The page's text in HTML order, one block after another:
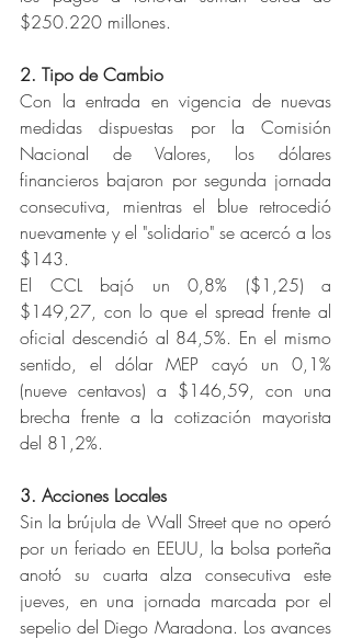
$250.220 millones.
2. Tipo de Cambio
Con la entrada en vigencia de nuevas
medidas dispuestas por la Comisión
Nacional de Valores, los dólares
financieros bajaron por segunda jornada
consecutiva, mientras el blue retrocedió
nuevamente y el "solidario" se acercó a los
$143.
El CCL bajó un 0,8% ($1,25) a
$149,27, con lo que el spread frente al
oficial descendió al 84,5%. En el mismo
sentido, el dólar MEP cayó un 0,1%
(nueve centavos) a $146,59, con una
brecha frente a la cotización mayorista
del 81,2%.
3. Acciones Locales
Sin la brújula de Wall Street que no operó
por un feriado en EEUU, la bolsa porteña
anotó su cuarta alza consecutiva este
jueves, en una jornada marcada por el
sepelio del Diego Maradona. Los avances